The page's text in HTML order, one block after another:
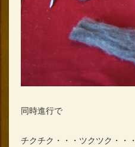
同時進行で
チクチク・・・ツクツク・・・